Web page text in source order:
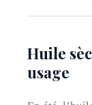
Huile
usage